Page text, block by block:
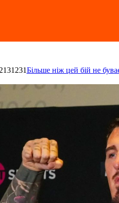
Більше ніж цей бій не